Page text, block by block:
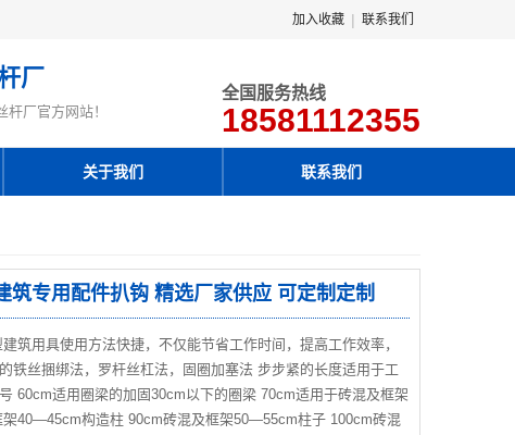
加入收藏 | 联系我们
厂
厂官方网站！
全国服务热线
18581112355
关于我们 联系我们
筑专用配件扒钩 精选厂家供应 可定制定制
筑用具使用方法快捷，不仅能节省工作时间，提高工作效率，
铁丝捆绑法，罗杆丝杠法，固圈加塞法 步步紧的长度适用于工
60cm适用圈梁的加固30cm以下的圈梁 70cm适用于砖混及框架
40—45cm构造柱 90cm砖混及框架50—55cm柱子 100cm砖混